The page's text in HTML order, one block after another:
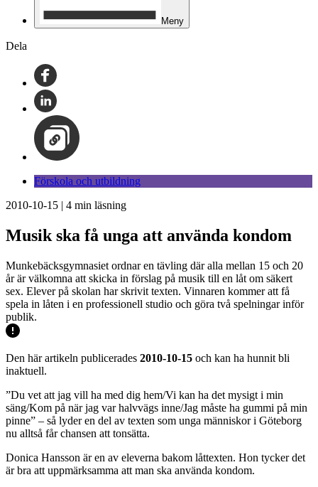
Meny
Dela
Förskola och utbildning
2010-10-15 | 4 min läsning
Musik ska få unga att använda kondom
Munkebäcksgymnasiet ordnar en tävling där alla mellan 15 och 20
år är välkomna att skicka in förslag på musik till en låt om säkert
sex. Elever på skolan har skrivit texten. Vinnaren kommer att få
spela in låten i en professionell studio och göra två spelningar inför
publik.
Den här artikeln publicerades 2010-10-15 och kan ha hunnit bli
inaktuell.
”Du vet att jag vill ha med dig hem/Vi kan ha det mysigt i min
säng/Kom på när jag var halvvägs inne/Jag måste ha gummi på min
pinne” – så lyder en del av texten som unga människor i Göteborg
nu alltså får chansen att tonsätta.
Donica Hansson är en av eleverna bakom låttexten. Hon tycker det
är bra att uppmärksamma att man ska använda kondom.